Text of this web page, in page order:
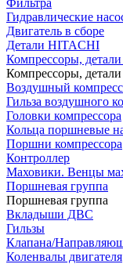
Фильтра
Гидравлические
Двигатель в сборе
Детали HITACHI
Компрессоры,
Компрессоры,
Воздушный
Гильза воздушного
Головки компрессора
Кольца поршневые
Поршни компрессора
Контроллер
Маховики. Венцы
Поршневая группа
Поршневая группа
Вкладыши ДВС
Гильзы
Клапана/
Коленвалы двигателя